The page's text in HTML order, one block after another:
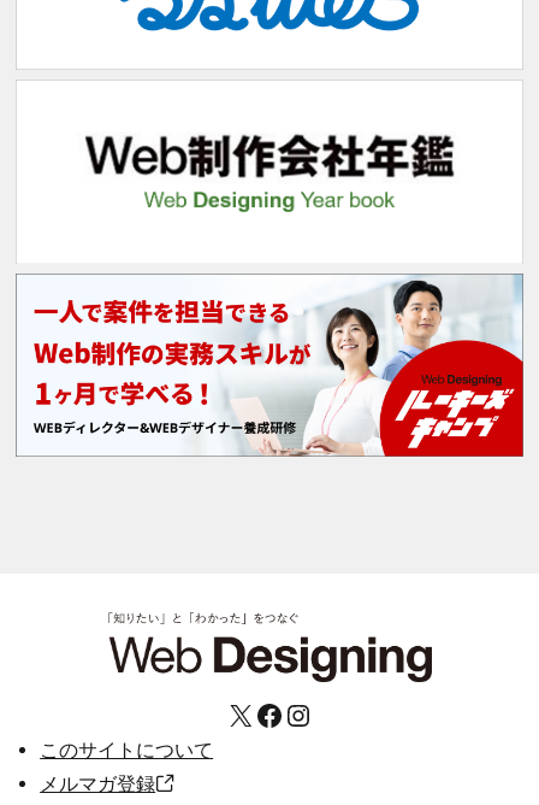
X Facebook Instagram
このサイトについて
メルマガ登録